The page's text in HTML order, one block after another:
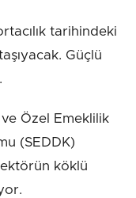
tarihindeki
Güçlü
ve Özel Emeklilik
(SEDDK)
köklü